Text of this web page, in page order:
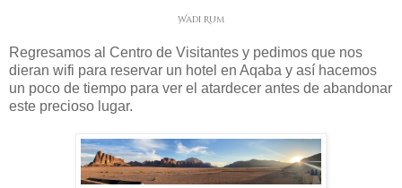
Wadi Rum
Regresamos al Centro de Visitantes y pedimos que nos
dieran wifi para reservar un hotel en Aqaba y así hacemos
un poco de tiempo para ver el atardecer antes de abandonar
este precioso lugar.